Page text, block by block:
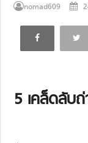
nomad609
5 เคล็ดลับ